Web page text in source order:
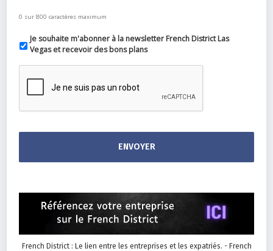
0 sur 800 caractères maximum
Je souhaite m'abonner à la newsletter French District Las
Vegas et recevoir des bons plans
French District : Le lien entre les entreprises et les expatriés. - French